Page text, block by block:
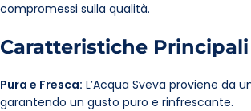
compromessi sulla qualità.
Caratteristiche Principali
Pura e Fresca: L’Acqua Sveva proviene da
garantendo un gusto puro e rinfrescante.